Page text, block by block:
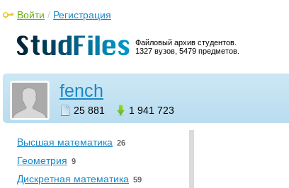
Файловый архив студентов.
1327 вузов, 5479 предметов.
Войти / Регистрация
fench
25 881 1 941 723
Вычислительная математика и
Математика
Алгебраическая геометрия
Аналитическая геометрия 7
Вариационное исчисление 9
Высшая математика 26
Геометрия 9
Дискретная математика 59